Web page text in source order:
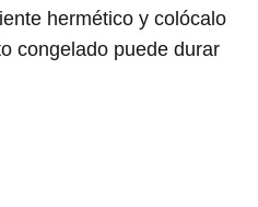
hermético y colócalo
congelado puede durar